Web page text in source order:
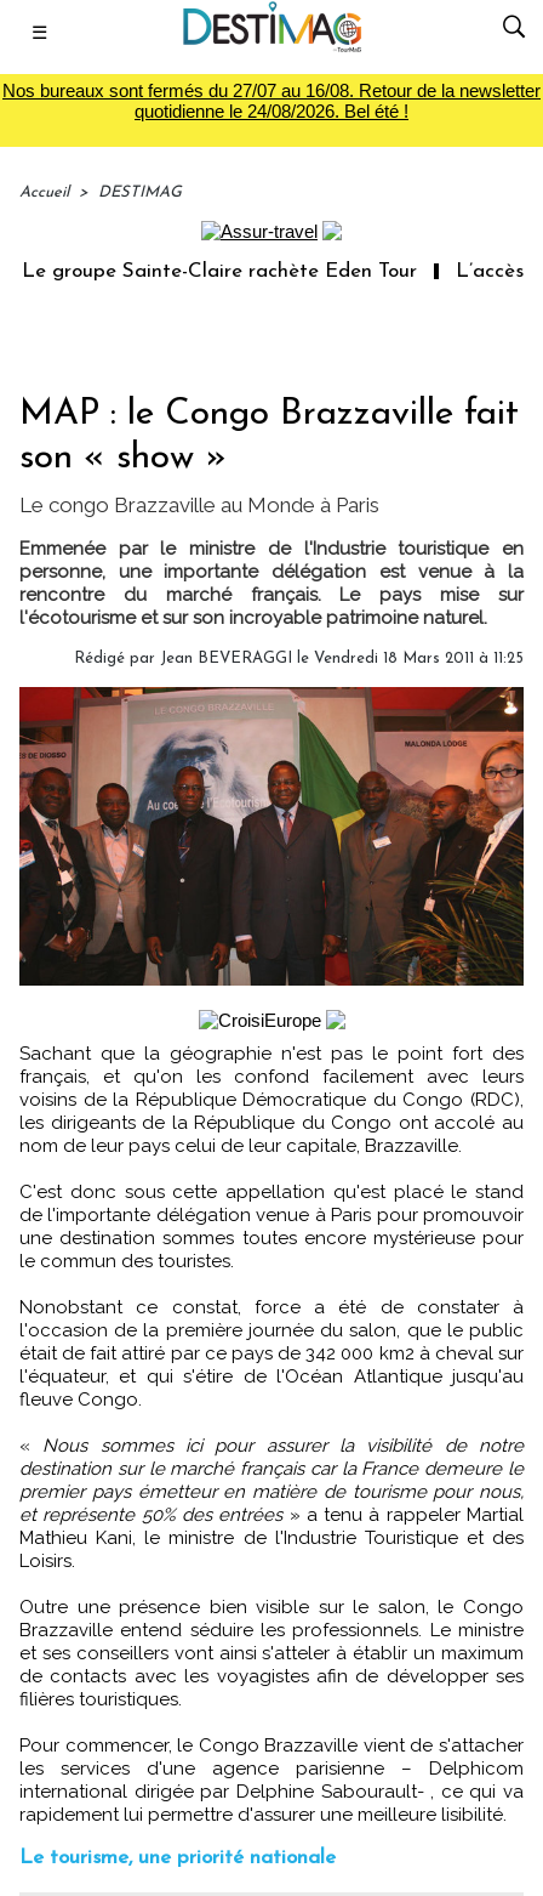
☰
Nos bureaux sont fermés du 27/07 au 16/08. Retour de la newsletter
quotidienne le 24/08/2026. Bel été !
Accueil > DESTIMAG
groupe Sainte-Claire rachète Eden Tour L’accès
MAP : le Congo Brazzaville fait
son « show »
Le congo Brazzaville au Monde à Paris
Emmenée par le ministre de l'Industrie touristique en
personne, une importante délégation est venue à la
rencontre du marché français. Le pays mise sur
l'écotourisme et sur son incroyable patrimoine naturel.
Rédigé par Jean BEVERAGGI le Vendredi 18 Mars 2011 à 11:25
Sachant que la géographie n'est pas le point fort des
français, et qu'on les confond facilement avec leurs
voisins de la République Démocratique du Congo (RDC),
les dirigeants de la République du Congo ont accolé au
nom de leur pays celui de leur capitale, Brazzaville.
C'est donc sous cette appellation qu'est placé le stand
de l'importante délégation venue à Paris pour promouvoir
une destination sommes toutes encore mystérieuse pour
le commun des touristes.
Nonobstant ce constat, force a été de constater à
l'occasion de la première journée du salon, que le public
était de fait attiré par ce pays de 342 000 km2 à cheval sur
l'équateur, et qui s'étire de l'Océan Atlantique jusqu'au
fleuve Congo.
« Nous sommes ici pour assurer la visibilité de notre
destination sur le marché français car la France demeure le
premier pays émetteur en matière de tourisme pour nous,
et représente 50% des entrées » a tenu à rappeler Martial
Mathieu Kani, le ministre de l'Industrie Touristique et des
Loisirs.
Outre une présence bien visible sur le salon, le Congo
Brazzaville entend séduire les professionnels. Le ministre
et ses conseillers vont ainsi s'atteler à établir un maximum
de contacts avec les voyagistes afin de développer ses
filières touristiques.
Pour commencer, le Congo Brazzaville vient de s'attacher
les services d'une agence parisienne – Delphicom
international dirigée par Delphine Sabourault- , ce qui va
rapidement lui permettre d'assurer une meilleure lisibilité.
Le tourisme, une priorité nationale